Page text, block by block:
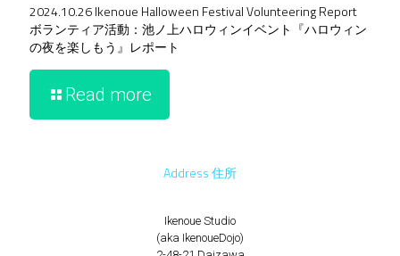
2024.10.26 Ikenoue Halloween Festival Volunteering Report
ボランティア活動：池ノ上ハロウィンイベント『ハロウィン
の夜を楽しもう』レポート
Read more
Address 住所
Ikenoue Studio
(aka IkenoueDojo)